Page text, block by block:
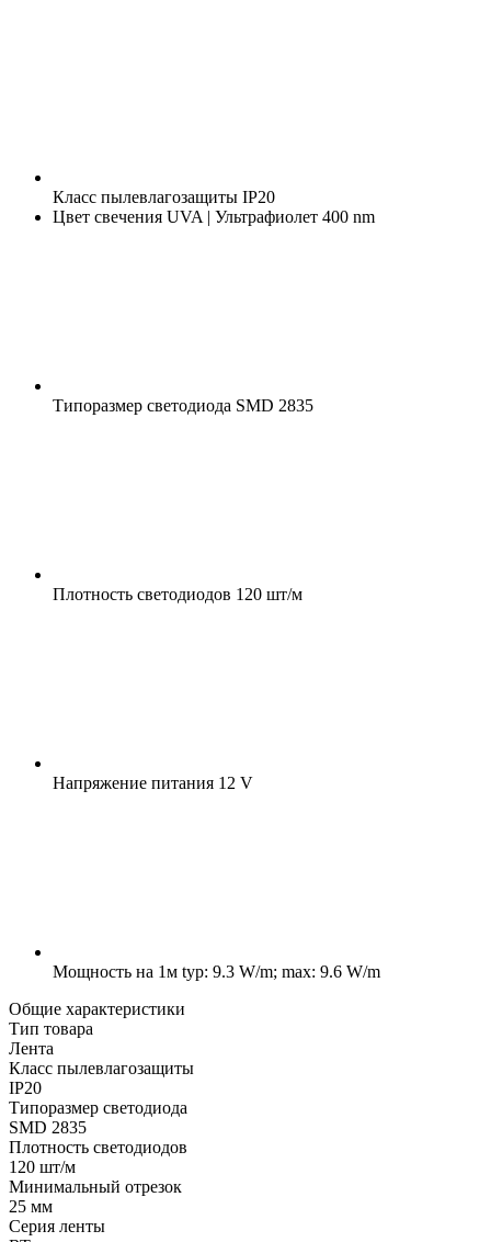
Класс пылевлагозащиты IP20
Цвет свечения UVA | Ультрафиолет 400 nm
Типоразмер светодиода SMD 2835
Плотность светодиодов 120 шт/м
Напряжение питания 12 V
Мощность на 1м typ: 9.3 W/m; max: 9.6 W/m
Общие характеристики
Тип товара
Лента
Класс пылевлагозащиты
IP20
Типоразмер светодиода
SMD 2835
Плотность светодиодов
120 шт/м
Минимальный отрезок
25 мм
Серия ленты